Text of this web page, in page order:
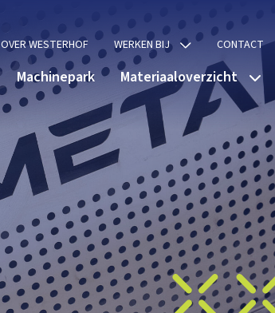
OVER WESTERHOF WERKEN BIJ CONTACT
Machinepark Materiaaloverzicht